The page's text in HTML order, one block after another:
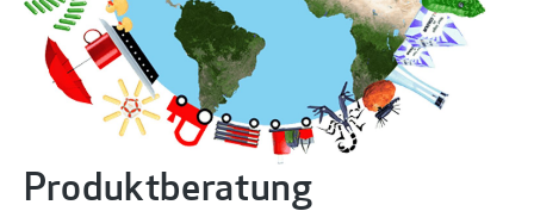
Produktberatung